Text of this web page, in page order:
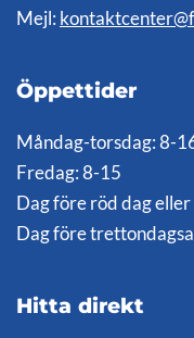
Mejl:
Öppettider
Måndag-torsdag: 8-
Fredag: 8-15
Dag före röd dag
Dag före
Hitta direkt